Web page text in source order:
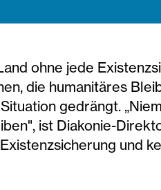
ohne jede
die humanitäres
gedrängt.
ist Diakonie-
und